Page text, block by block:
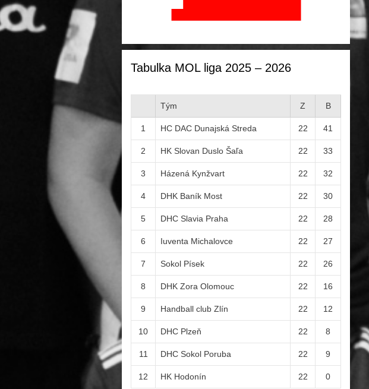
Tabulka MOL liga 2025 – 2026
Tým Z B
1 HC DAC Dunajská Streda 22 41
2 HK Slovan Duslo Šaľa 22 33
3 Házená Kynžvart 22 32
4 DHK Baník Most 22 30
5 DHC Slavia Praha 22 28
6 Iuventa Michalovce 22 27
7 Sokol Písek 22 26
8 DHK Zora Olomouc 22 16
9 Handball club Zlín 22 12
10 DHC Plzeň 22 8
11 DHC Sokol Poruba 22 9
12 HK Hodonín 22
0